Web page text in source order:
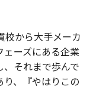
校から大手メーカ
ーズにある企業
それまで歩んで
、『やはりこの